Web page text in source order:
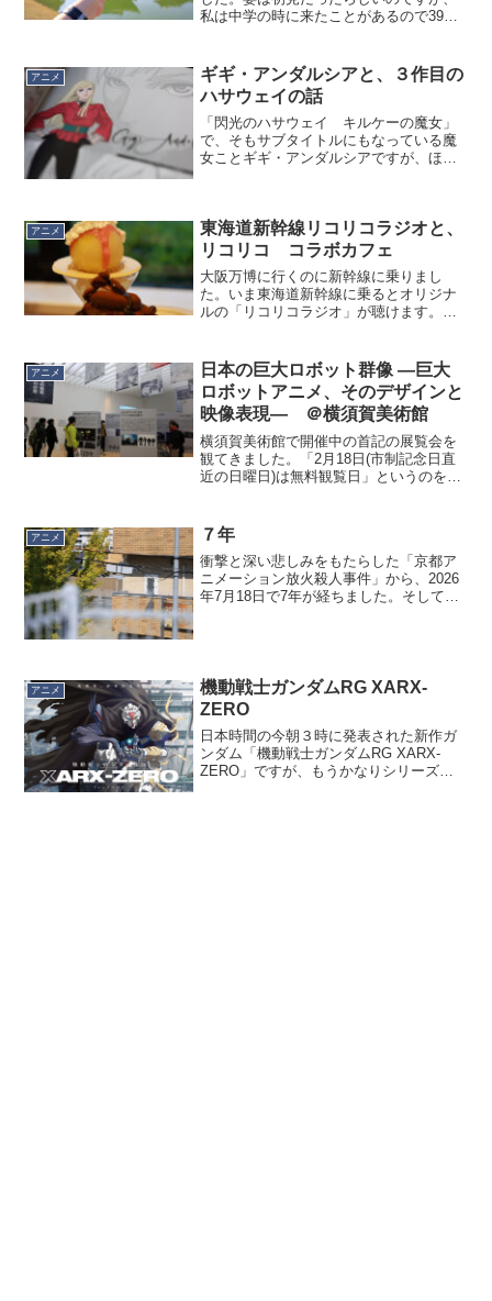
私は中学の時に来たことがあるので39年
駅弁と共に供された、あの時代です。さ
て、行く段になって知った...
アニメ
ギギ・アンダルシアと、３作目の
ハサウェイの話
「閃光のハサウェイ キルケーの魔女」
で、そもサブタイトルにもなっている魔
女ことギギ・アンダルシアですが、ほう
たかと言われると…...
アニメ
東海道新幹線リコリコラジオと、
リコリコ コラボカフェ
大阪万博に行くのに新幹線に乗りまし
た。いま東海道新幹線に乗るとオリジナ
ルの「リコリコラジオ」が聴けます。新
も速度が不十分な場合（東京～新横浜）
や、速度は十分でも区間外の...
アニメ
日本の巨大ロボット群像 ―巨大
ロボットアニメ、そのデザインと
映像表現― ＠横須賀美術館
横須賀美術館で開催中の首記の展覧会を
観てきました。「2月18日(市制記念日直
近の日曜日)は無料観覧日」というのを出
かと思い出掛けました。開場10分前くら
いに着いたのです...
アニメ ７年
衝撃と深い悲しみをもたらした「京都ア
ニメーション放火殺人事件」から、2026
年7月18日で7年が経ちました。そして今
アニメ
機動戦士ガンダムRG XARX-
ZERO
日本時間の今朝３時に発表された新作ガ
ンダム「機動戦士ガンダムRG XARX-
ZERO」ですが、もうかなりシリーズを